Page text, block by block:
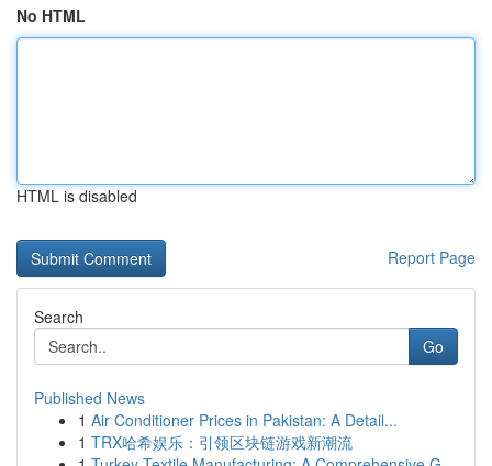
No HTML
HTML is disabled
Report Page
Search
Go
Published News
1 Air Conditioner Prices in Pakistan: A Detail...
1 TRX哈希娱乐：引领区块链游戏新潮流